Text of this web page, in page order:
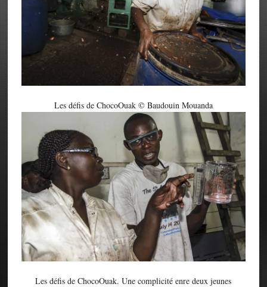
Les défis de ChocoOuak © Baudouin Mouanda
Les défis de ChocoOuak. Une complicité enre deux jeunes